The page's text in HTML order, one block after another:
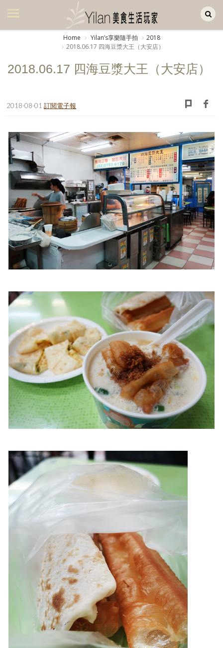
美食集
廚房集
旅遊美食集
生活風
書房集
日記簿
餐桌週記
享樂隨手拍
照相簿
影音區
歷史區
關於Yilan
個人著作
活動實況記錄
媒體報導一覽
合作與代言
訂閱電子報
Home Yilanʼs享樂隨手拍
2018
2018.06.17 四海豆漿大王（大安店）
2018.06.17 四海豆漿大王（大安店）
2018-08-01 訂閱電子報